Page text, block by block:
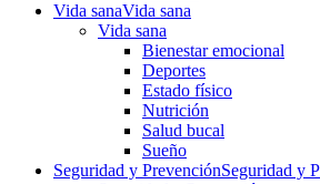
Vida sanaVida sana
Vida sana
Bienestar emocional
Deportes
Estado físico
Nutrición
Salud bucal
Sueño
Seguridad y PrevenciónSeguridad y